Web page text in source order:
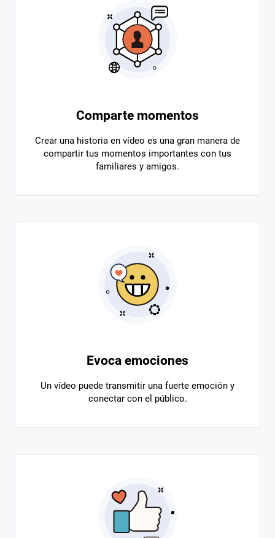
Comparte momentos
Crear una historia en vídeo es una gran manera de
compartir tus momentos importantes con tus
familiares y amigos.
Evoca emociones
Un vídeo puede transmitir una fuerte emoción y
conectar con el público.